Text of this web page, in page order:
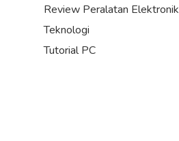
Review Peralatan Elektronik
Teknologi
Tutorial PC